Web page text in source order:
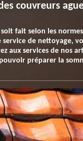
couvreurs
fait selon les
de nettoyage,
aux services de nos
préparer la